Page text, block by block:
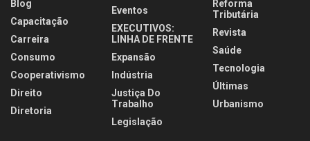
Blog
Capacitação
Carreira
Consumo
Cooperativismo
Direito
Diretoria
Eventos
EXECUTIVOS:
LINHA DE FRENTE
Expansão
Indústria
Justiça Do
Trabalho
Legislação
Reforma
Tributária
Revista
Saúde
Tecnologia
Últimas
Urbanismo